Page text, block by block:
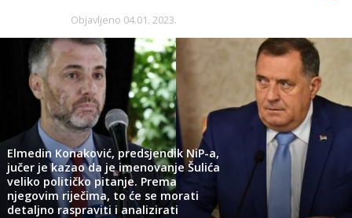
Objavljeno 04.01. 2023.
Elmedin Konaković, predsjendik NiP-a,
jučer je kazao da je imenovanje Šulića
veliko političko pitanje. Prema
njegovim riječima, to će se morati
detaljno raspraviti i analizirati